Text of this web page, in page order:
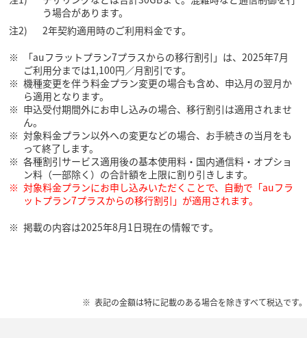
う場合があります。
2年契約適用時のご利用料金です。
「auフラットプラン7プラスからの移行割引」は、2025年7月
ご利用分までは1,100円／月割引です。
機種変更を伴う料金プラン変更の場合も含め、申込月の翌月か
ら適用となります。
申込受付期間外にお申し込みの場合、移行割引は適用されませ
ん。
対象料金プラン以外への変更などの場合、お手続きの当月をも
って終了します。
各種割引サービス適用後の基本使用料・国内通信料・オプショ
ン料（一部除く）の合計額を上限に割り引きします。
対象料金プランにお申し込みいただくことで、自動で「auフラ
ットプラン7プラスからの移行割引」が適用されます。
掲載の内容は2025年8月1日現在の情報です。
表記の金額は特に記載のある場合を除きすべて税込です。